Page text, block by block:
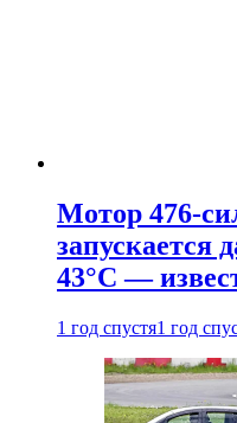
Мотор 476-
запускается
43°С —
1 год спустя1 год